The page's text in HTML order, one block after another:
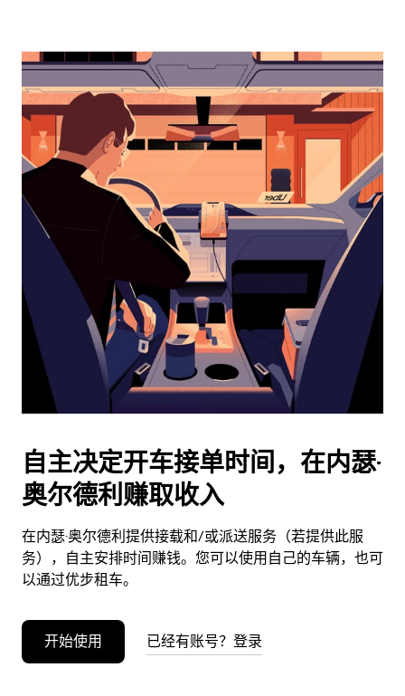
头
浏
日
并
期。
按
退
闭
日
历。
自主决定开车接单时间，在内瑟·
奥尔德利赚取收入
在内瑟·奥尔德利提供接载和/或派送服务（若提供此服
务），自主安排时间赚钱。您可以使用自己的车辆，也可
以通过优步租车。
开始使用 已经有账号？登录